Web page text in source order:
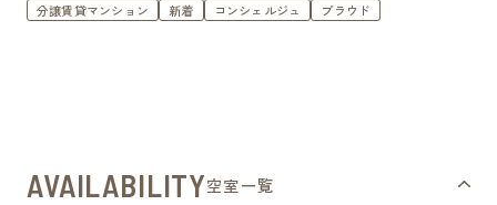
分譲賃貸マンション 新着 コンシェルジュ プラウド
AVAILABILITY空室一覧